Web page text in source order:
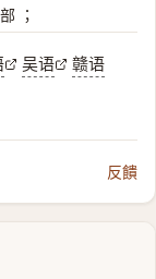
；
吴语
赣语
反饋